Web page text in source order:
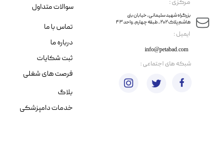
​ایمیل :
مرکزی :
info@petabad.com
​​بزرگراه شهید سلیمانی، خیابان بنی
هاشم پلاک ۲۰۲ ، طبقه چهارم، واحد ۴۳
سوالات متداول
تماس با ما
درباره ما
ثبت شکایات
فرصت های شغلی
​شبکه های اجتماعی :
بلاگ
خدمات دامپزشکی